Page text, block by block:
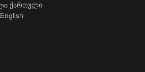
ქართული
English